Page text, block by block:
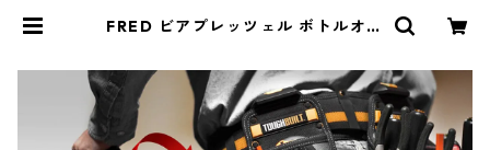
FRED ビアプレッツェル ボトルオー